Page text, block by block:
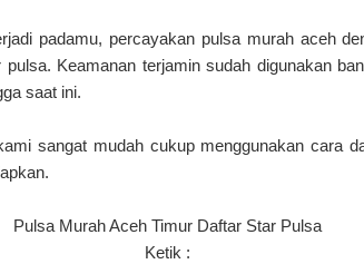
padamu, percayakan pulsa murah aceh
pulsa. Keamanan terjamin sudah digunakan
saat ini.
sangat mudah cukup menggunakan cara
Pulsa Murah Aceh Timur Daftar Star Pulsa
Ketik :